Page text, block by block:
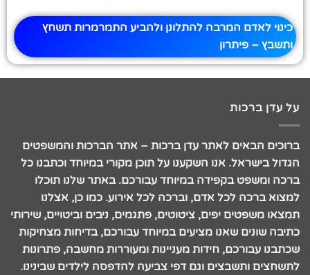
כינוי לאדם המרבה להתלונן ולהביע התמרמרות תשחץ
ותשבץ – פיתרון
על עדן ברכות
ברוכים הבאים לאתר עדן ברכות – אתר הברכות והמשפטים
הגדול בישראל. אנו השקענו על תוכן מקורי במיוחד וכתבנו כל
ברכה ומשפט בקפידה במיוחד עבורכם. באתר שלנו תוכלו
למצוא ברכה לכל אדם, וברכה לכל אירוע. כמו כן, אצלנו
תמצאו משפטים יפים, ציטוטים, פתגמים, ניבים וביטויים, שירותי
כתיבה שונים שאנו מציעים במיוחד עבורכם, בדיחות מצחיקות
שכתבנו עבורכם, חידות מעניינות ומעוררות מחשבה, פתרונות
לתשחצים ותשבצים וגם דפי צביעה להדפסה לילדים שבינינו.